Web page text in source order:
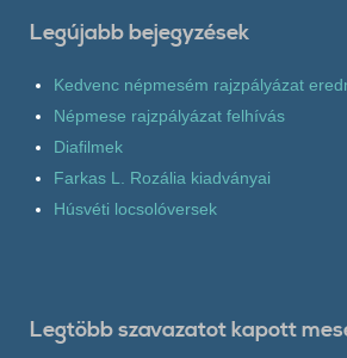
Legújabb bejegyzések
Kedvenc népmesém rajzpályázat
Népmese rajzpályázat felhívás
Diafilmek
Farkas L. Rozália kiadványai
Húsvéti locsolóversek
Legtöbb szavazatot kapott